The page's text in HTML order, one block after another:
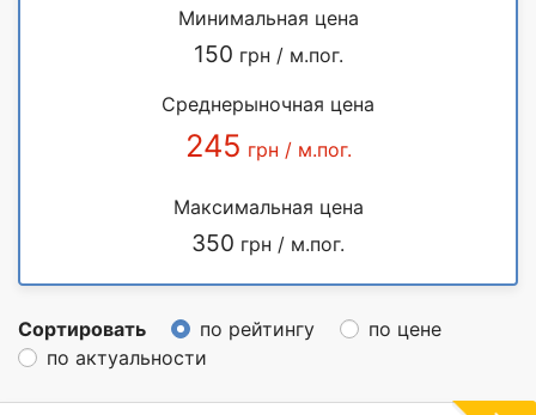
Минимальная цена
150 грн / м.пог.
Среднерыночная цена
245 грн / м.пог.
Максимальная цена
350 грн / м.пог.
Сортировать по рейтингу
по цене
по актуальности